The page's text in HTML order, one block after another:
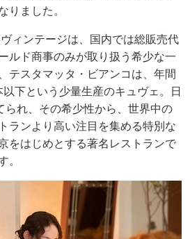
りました。
ィンテージは、国内では総販売代
ルド商事のみが取り扱う希少な一
テスタマッタ・ビアンコは、年間
下という少量生産のキュヴェ。日
られ、その希少性から、世界中の
ランより高い注目を集める特別な
をはじめとする著名レストランで
。